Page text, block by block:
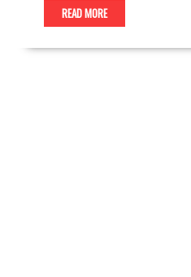
READ MORE